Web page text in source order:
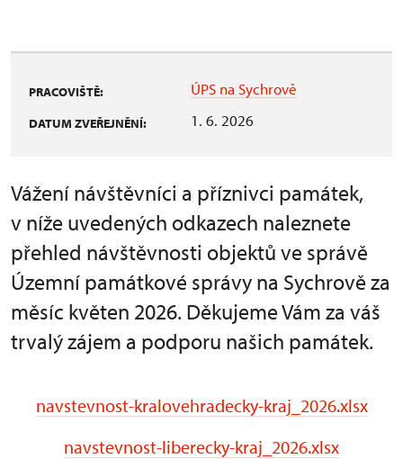
PRACOVIŠTĚ: ÚPS na Sychrově
DATUM ZVEŘEJNĚNÍ: 1. 6. 2026
Vážení návštěvníci a příznivci památek,
v níže uvedených odkazech naleznete
přehled návštěvnosti objektů ve správě
Územní památkové správy na Sychrově za
měsíc květen 2026. Děkujeme Vám za váš
trvalý zájem a podporu našich památek.
navstevnost-kralovehradecky-kraj_2026.xlsx
navstevnost-liberecky-kraj_2026.xlsx